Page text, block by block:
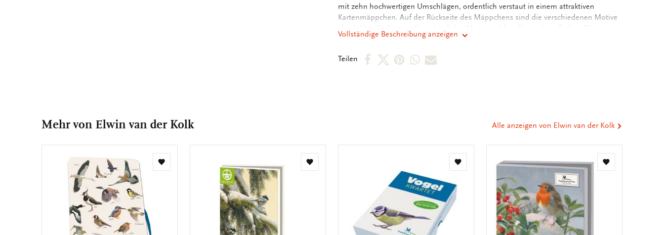
mit zehn hochwertigen Umschlägen, ordentlich verstaut in einem attraktiven
Kartenmäppchen. Auf der Rückseite des Mäppchens sind die verschiedenen Motive
abgebildet. So können Sie schnell das Motiv, welches Sie suchen, finden. Die
Innenseite der Karten sind unbedruckt, sodass Sie genügend Raum für Ihre
Vollständige Beschreibung anzeigen
Teilen
Per Per Per PerPer
Mehr von Elwin van der Kolk Alle anzeigen von Elwin van der Kolk
Zur
Zur
Zur
hinzufügen
Zur